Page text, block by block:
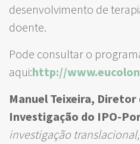
desenvolvimento de
doente.
Pode consultar o
aqui:http://
Manuel Teixeira,
Investigação do IPO-
investigação